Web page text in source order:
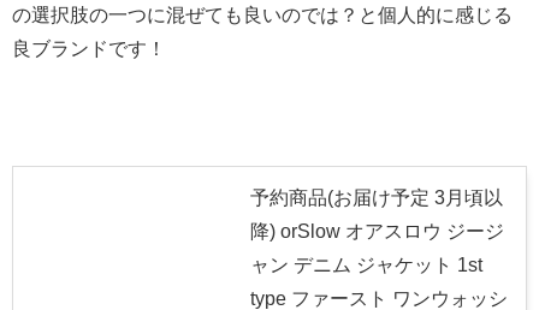
の選択肢の一つに混ぜても良いのでは？と個人的に感じる
良ブランドです！
予約商品(お届け予定 3月頃以
降) orSlow オアスロウ ジージ
ャン デニム ジャケット 1st
type ファースト ワンウォッシ